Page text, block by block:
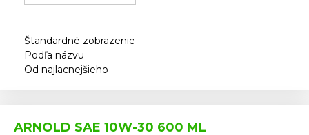
Štandardné zobrazenie
Podľa názvu
Od najlacnejšieho
ARNOLD SAE 10W-30 600 ML